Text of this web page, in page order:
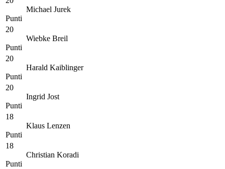
Punti
Michael Jurek
20
Punti
Wiebke Breil
20
Punti
Harald Kaiblinger
20
Punti
Ingrid Jost
18
Punti
Klaus Lenzen
18
Punti
Christian Koradi